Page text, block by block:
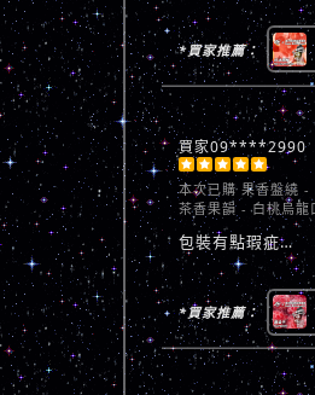
*買家推薦：
買家09****2990
    
本次已購 果香盤繞 -
茶香果韻 - 白桃烏龍
包裝有點瑕疵…
*買家推薦：